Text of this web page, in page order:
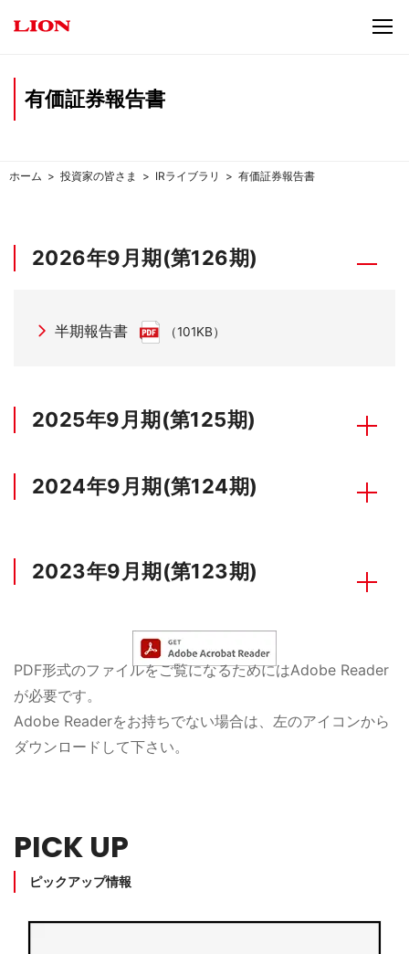
有価証券報告書
ホーム 投資家の皆さま IRライブラリ 有価証券報告書
2026年9月期(第126期)
半期報告書 （101KB）
2025年9月期(第125期)
2024年9月期(第124期)
2023年9月期(第123期)
PDF形式のファイルをご覧になるためにはAdobe Reader
が必要です。
Adobe Readerをお持ちでない場合は、左のアイコンから
ダウンロードして下さい。
PICK UP
ピックアップ情報